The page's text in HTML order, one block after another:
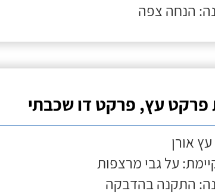
הנחה צפה
עץ, פרקט דו שכבתי
אורן
על גבי מרצפות
התקנה בהדבקה